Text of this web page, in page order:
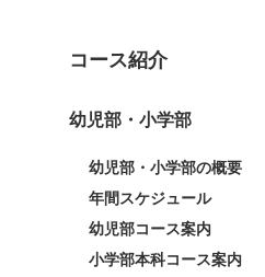
コース紹介
幼児部・小学部
幼児部・小学部の概要
年間スケジュール
幼児部コース案内
小学部本科コース案内